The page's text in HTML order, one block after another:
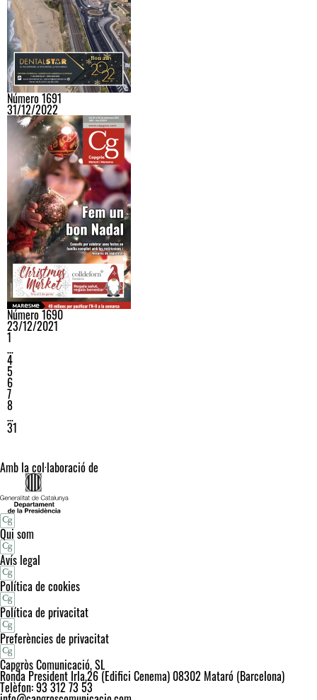
Número 1691
31/12/2022
Número 1690
23/12/2021
1
…
4
5
6
7
8
…
31
Amb la col·laboració de
Qui som
Avís legal
Política de cookies
Política de privacitat
Preferències de privacitat
Capgròs Comunicació, SL
Ronda President Irla,26 (Edifici Cenema) 08302 Mataró (Barcelona)
Telèfon: 93 312 73 53